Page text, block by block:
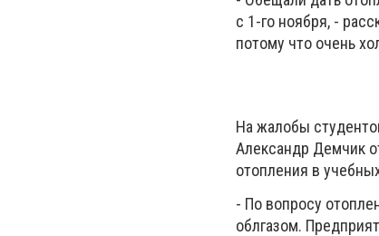
с 1-го ноября, -
потому что очень
На жалобы
Александр Демчик
отопления в
- По вопросу
облгазом.